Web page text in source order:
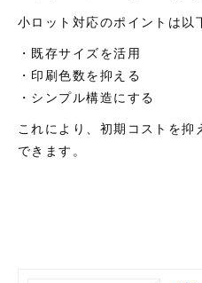
小ロット対応のポイントは以
・既存サイズを活用
・印刷色数を抑える
・シンプル構造にする
これにより、初期コストを
できます。